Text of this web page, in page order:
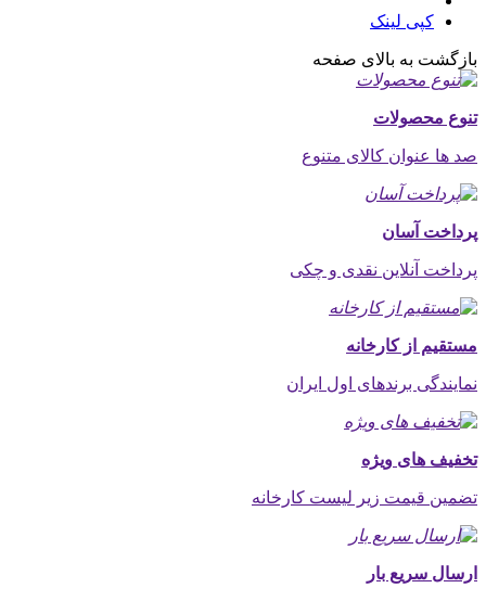
کپی لینک
بازگشت به بالای صفحه
تنوع محصولات
صد ها عنوان کالای متنوع
پرداخت آسان
پرداخت آنلاین نقدی و چکی
مستقیم از کارخانه
نمایندگی برندهای اول ایران
تخفیف های ویژه
تضمین قیمت زیر لیست کارخانه
ارسال سریع بار